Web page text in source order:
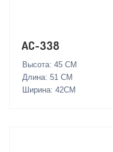
AC-338
Высота: 45 СМ
Длина: 51 СМ
Ширина: 42СМ